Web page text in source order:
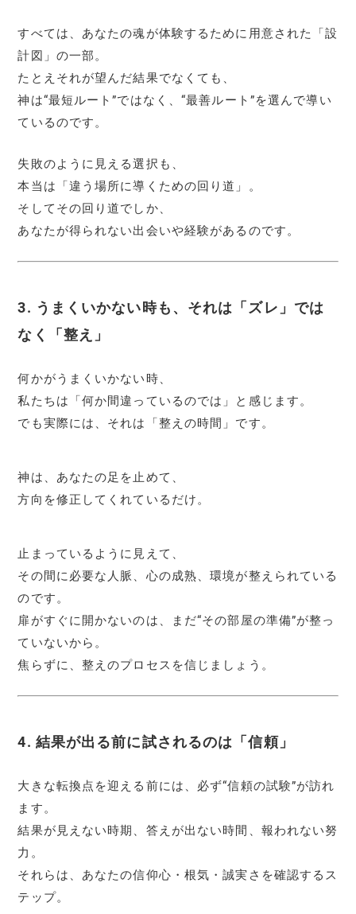
すべては、あなたの魂が体験するために用意された「設
計図」の一部。
たとえそれが望んだ結果でなくても、
神は“最短ルート”ではなく、“最善ルート”を選んで導い
ているのです。
失敗のように見える選択も、
本当は「違う場所に導くための回り道」。
そしてその回り道でしか、
あなたが得られない出会いや経験があるのです。
3. うまくいかない時も、それは「ズレ」では
なく「整え」
何かがうまくいかない時、
私たちは「何か間違っているのでは」と感じます。
でも実際には、それは「整えの時間」です。
神は、あなたの足を止めて、
方向を修正してくれているだけ。
止まっているように見えて、
その間に必要な人脈、心の成熟、環境が整えられている
のです。
扉がすぐに開かないのは、まだ“その部屋の準備”が整っ
ていないから。
焦らずに、整えのプロセスを信じましょう。
4. 結果が出る前に試されるのは「信頼」
大きな転換点を迎える前には、必ず“信頼の試験”が訪れ
ます。
結果が見えない時期、答えが出ない時間、報われない努
力。
それらは、あなたの信仰心・根気・誠実さを確認するス
テップ。